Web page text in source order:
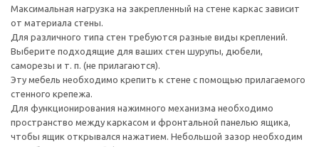
Максимальная нагрузка на закрепленный на стене каркас зависит
от материала стены.
Для различного типа стен требуются разные виды креплений.
Выберите подходящие для ваших стен шурупы, дюбели,
саморезы и т. п. (не прилагаются).
Эту мебель необходимо крепить к стене с помощью прилагаемого
стенного крепежа.
Для функционирования нажимного механизма необходимо
пространство между каркасом и фронтальной панелью ящика,
чтобы ящик открывался нажатием. Небольшой зазор необходим